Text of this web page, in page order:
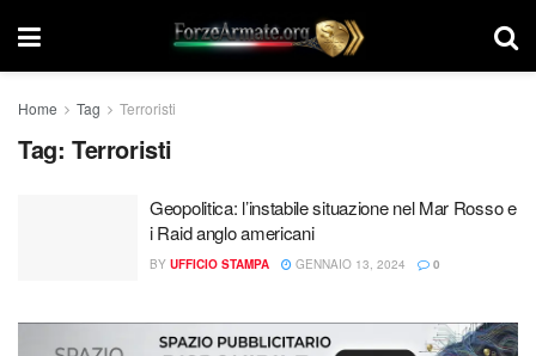
Home Tag Terroristi
Tag: Terroristi
Geopolitica: l’instabile situazione nel Mar Rosso e
i Raid anglo americani
BY UFFICIO STAMPA GENNAIO 13, 2024 0